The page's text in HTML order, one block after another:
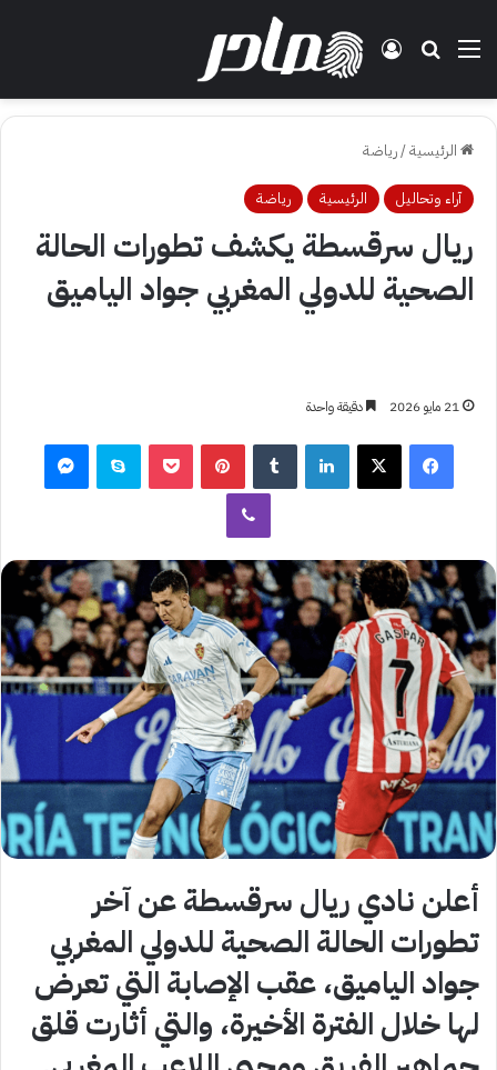
القائمة بحث عنتسجيل الدخول
الرئيسية/رياضة
آراء وتحاليل الرئيسية رياضة
ريال سرقسطة يكشف تطورات الحالة
الصحية للدولي المغربي جواد الياميق
21 مايو 2026 دقيقة واحدة
فيسبوك‫X لينكدإن ‏Tumblr بينتيريست‫Pocket سكايب ماسنجر
ڤايبر
أعلن نادي ريال سرقسطة عن آخر
تطورات الحالة الصحية للدولي المغربي
جواد الياميق، عقب الإصابة التي تعرض
لها خلال الفترة الأخيرة، والتي أثارت قلق